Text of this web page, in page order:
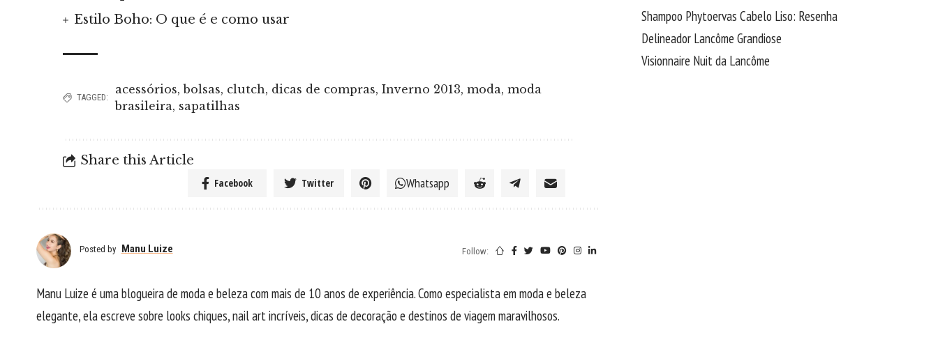
Estilo Boho: O que é e como usar
TAGGED:
acessórios,bolsas, clutch, dicas de compras,Inverno 2013,moda,moda
brasileira, sapatilhas
Share this Article
Facebook Twitter Whatsapp
Posted by Manu Luize Follow:
Manu Luize é uma blogueira de moda e beleza com mais de 10 anos de experiência. Como especialista em moda e beleza
elegante, ela escreve sobre looks chiques, nail art incríveis, dicas de decoração e destinos de viagem maravilhosos.
Shampoo Phytoervas Cabelo Liso: Resenha
Delineador Lancôme Grandiose
Visionnaire Nuit da Lancôme